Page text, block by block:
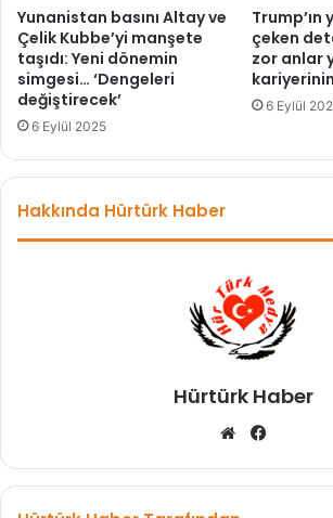
i
s
t
a
n
i
i
y
y
o
r
Yunanistan basını Altay ve
Çelik Kubbe’yi manşete
taşıdı: Yeni dönemin
simgesi… ‘Dengeleri
değiştirecek’
6 Eylül 2025
çeken
zor anlar
6 Eylül
Hakkında Hürtürk Haber
Hürtürk Haber
We
sit bo